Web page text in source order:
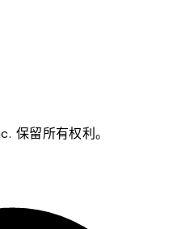
保留所有权利。